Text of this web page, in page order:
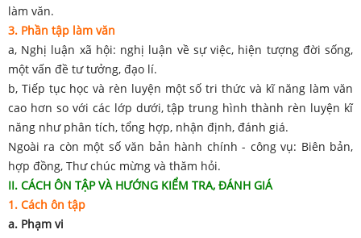
làm văn.
3. Phần tập làm văn
a, Nghị luận xã hội: nghị luận về sự việc, hiện tượng đời sống,
một vấn đề tư tưởng, đạo lí.
b, Tiếp tục học và rèn luyện một số tri thức và kĩ năng làm văn
cao hơn so với các lớp dưới, tập trung hình thành rèn luyện kĩ
năng như phân tích, tổng hợp, nhận định, đánh giá.
Ngoài ra còn một số văn bản hành chính - công vụ: Biên bản,
hợp đồng, Thư chúc mừng và thăm hỏi.
II. CÁCH ÔN TẬP VÀ HƯỚNG KIỂM TRA, ĐÁNH GIÁ
1. Cách ôn tập
a. Phạm vi